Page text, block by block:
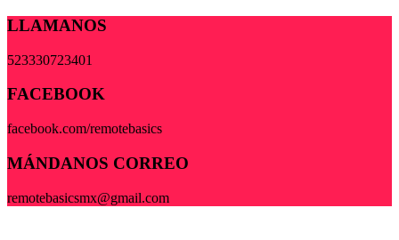
LLAMANOS
523330723401
FACEBOOK
facebook.com/remotebasics
MÁNDANOS CORREO
remotebasicsmx@gmail.com